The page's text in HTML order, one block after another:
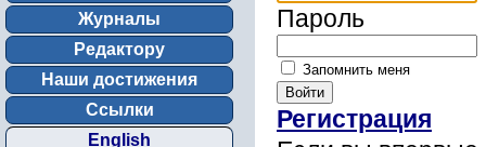
Журналы
Редактору
Наши достижения
Ссылки
English
Пароль
Запомнить меня
Регистрация